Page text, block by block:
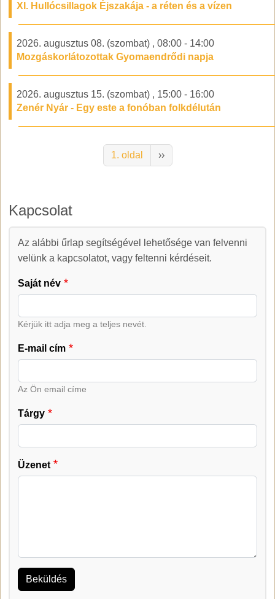
XI. Hullócsillagok Éjszakája - a réten és a vízen
2026. augusztus 08. (szombat) , 08:00 - 14:00
Mozgáskorlátozottak Gyomaendrődi napja
2026. augusztus 15. (szombat) , 15:00 - 16:00
Zenér Nyár - Egy este a fonóban folkdélután
1. oldal
Következő oldal
››
Kapcsolat
Kapcsolat
Az alábbi űrlap segítségével lehetősége van felvenni
velünk a kapcsolatot, vagy feltenni kérdéseit.
Saját név
Kérjük itt adja meg a teljes nevét.
E-mail cím
Az Ön email címe
Tárgy
Üzenet